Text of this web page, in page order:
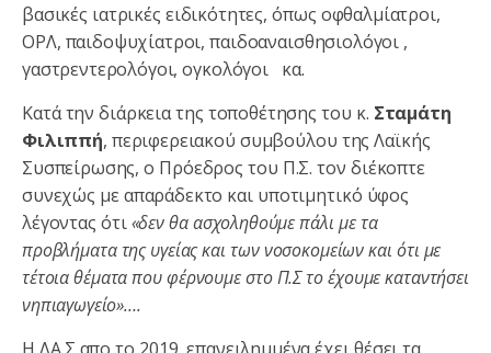
βασικές ιατρικές ειδικότητες, όπως οφθαλμίατροι,
ΟΡΛ, παιδοψυχίατροι, παιδοαναισθησιολόγοι ,
γαστρεντερολόγοι, ογκολόγοι κα.
Κατά την διάρκεια της τοποθέτησης του κ. Σταμάτη
Φιλιππή, περιφερειακού συμβούλου της Λαϊκής
Συσπείρωσης, ο Πρόεδρος του Π.Σ. τον διέκοπτε
συνεχώς με απαράδεκτο και υποτιμητικό ύφος
λέγοντας ότι«δεν θα ασχοληθούμε πάλι με τα
προβλήματα της υγείας και των νοσοκομείων και ότι με
τέτοια θέματα που φέρνουμε στο Π.Σ το έχουμε καταντήσει
νηπιαγωγείο»….
Η ΛΑ.Σ απο το 2019, επανειλημμένα έχει θέσει τα